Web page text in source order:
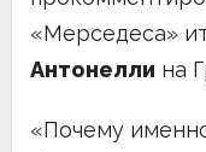
«Мерседеса»
Антонелли на
«Почему